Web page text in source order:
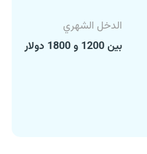
الدخل الشهري
بين 1200 و 1800 دولار